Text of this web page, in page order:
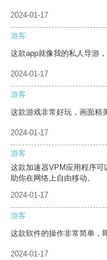
2024-01-17
游客
这款app就像我的私人导游
2024-01-17
游客
这款游戏非常好玩，画面精
2024-01-17
游客
这款加速器VPM应用程序
助你在网络上自由移动。
2024-01-17
游客
这款软件的操作非常简单，
2024-01-17